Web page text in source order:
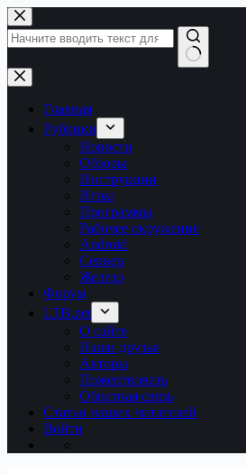
Перейти
к
сути
Ничего
не
найденоГлавная
Рубрики
Новости
Обзоры
Инструкции
Игры
Программы
Рабочее окружение
Android
Сервер
Железо
Форум
LTB.net
О сайте
Наши друзья
Авторы
Пожертвовать
Обратная связь
Статьи наших читателей
Войти